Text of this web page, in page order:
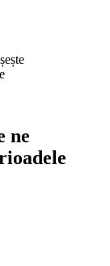
ne